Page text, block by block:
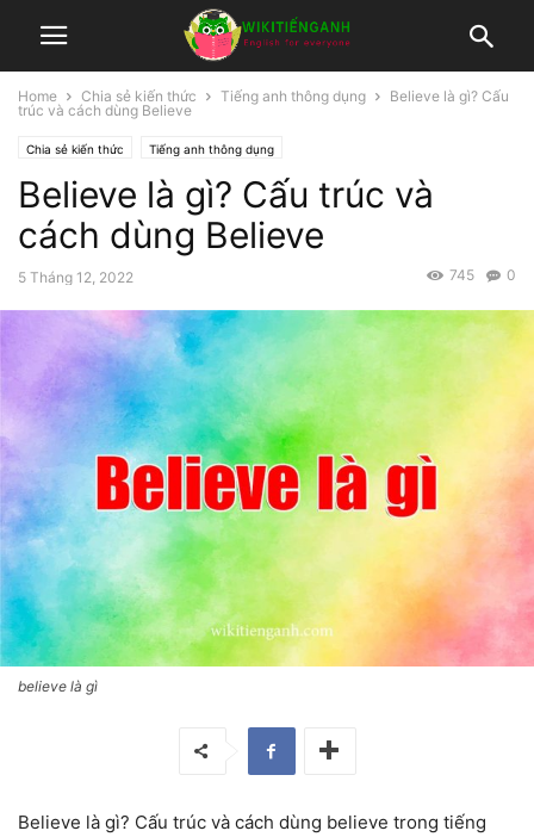
Home Chia sẻ kiến thức Tiếng anh thông dụng
Believe là gì? Cấu
trúc và cách dùng Believe
Chia sẻ kiến thức Tiếng anh thông dụng
Believe là gì? Cấu trúc và
cách dùng Believe
5 Tháng 12, 2022 0
745
believe là gì
Believe là gì? Cấu trúc và cách dùng believe trong tiếng